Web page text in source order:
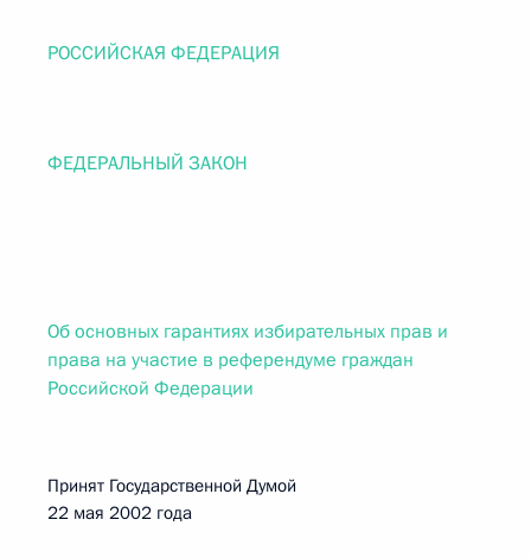
РОССИЙСКАЯ ФЕДЕРАЦИЯ
ФЕДЕРАЛЬНЫЙ ЗАКОН
Об основных гарантиях избирательных прав и
права на участие в референдуме граждан
Российской Федерации
Принят Государственной Думой
22 мая 2002 года